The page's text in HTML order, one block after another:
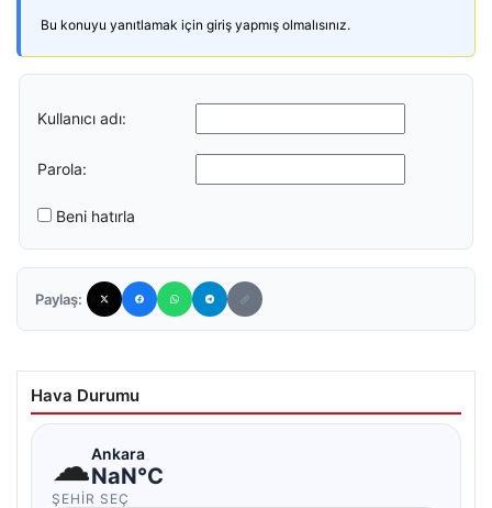
Bu konuyu yanıtlamak için giriş yapmış olmalısınız.
Kullanıcı adı:
Parola:
Beni hatırla
Paylaş:
Hava Durumu
☁Ankara
NaN°C
ŞEHIR SEÇ